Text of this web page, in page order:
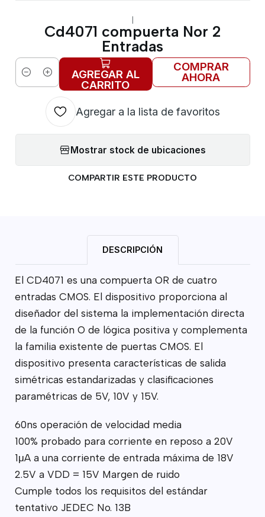
|
Cd4071 compuerta Nor 2
Entradas
Cantidad AGREGAR AL
CARRITO
COMPRAR
AHORA
Agregar a la lista de favoritos
Mostrar stock de ubicaciones
COMPARTIR ESTE PRODUCTO
DESCRIPCIÓN
El CD4071 es una compuerta OR de cuatro
entradas CMOS. El dispositivo proporciona al
diseñador del sistema la implementación directa
de la función O de lógica positiva y complementa
la familia existente de puertas CMOS. El
dispositivo presenta características de salida
simétricas estandarizadas y clasificaciones
paramétricas de 5V, 10V y 15V.
60ns operación de velocidad media
100% probado para corriente en reposo a 20V
1μA a una corriente de entrada máxima de 18V
2.5V a VDD = 15V Margen de ruido
Cumple todos los requisitos del estándar
tentativo JEDEC No. 13B